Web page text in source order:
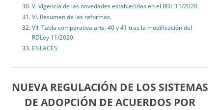
V. Vigencia de las novedades establecidas en el RDL 11/2020.
VI. Resumen de las reformas.
VII. Tabla comparativa arts. 40 y 41 tras la modificación del
RDLey 11/2020:
ENLACES:
NUEVA REGULACIÓN DE LOS SISTEMAS
DE ADOPCIÓN DE ACUERDOS POR